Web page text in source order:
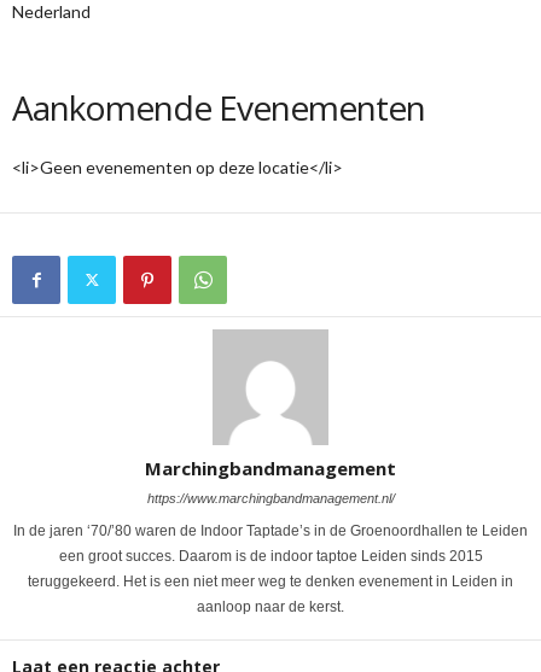
Nederland
Aankomende Evenementen
<li>Geen evenementen op deze locatie</li>
Marchingbandmanagement
https://www.marchingbandmanagement.nl/
In de jaren ‘70/’80 waren de Indoor Taptade’s in de Groenoordhallen te Leiden
een groot succes. Daarom is de indoor taptoe Leiden sinds 2015
teruggekeerd. Het is een niet meer weg te denken evenement in Leiden in
aanloop naar de kerst.
Laat een reactie achter